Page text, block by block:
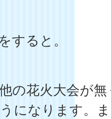
すると。
の花火大会が
になります。